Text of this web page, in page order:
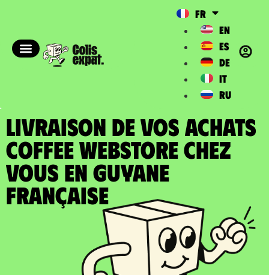
FR
EN
ES
DE
IT
RU
LIVRAISON DE VOS ACHATS
COFFEE WEBSTORE chez
vous en Guyane
Française